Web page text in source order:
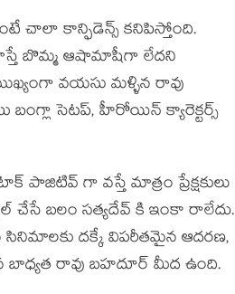
చాలా కాన్ఫిడెన్స్ కనిపిస్తోంది.
బొమ్మ ఆషామాషీగా లేదని
వయసు మళ్ళిన రావు
సెటప్, హీరోయిన్ క్యారెక్టర్స్
పాజిటివ్ గా వస్తే మాత్రం ప్రేక్షకులు
బలం సత్యదేవ్ కి ఇంకా రాలేదు.
దక్కే విపరీతమైన ఆదరణ,
బాధ్యత రావు బహదూర్ మీద ఉంది.